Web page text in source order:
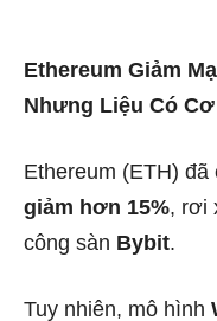
Ethereum Giảm
Nhưng Liệu Có
Ethereum (ETH)
giảm hơn 15%, rơi
công sàn Bybit.
Tuy nhiên, mô hình